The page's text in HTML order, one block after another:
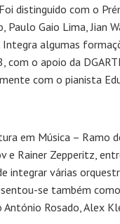
distinguido com o
Gaio Lima, Jian
algumas
o apoio da
com o pianista
em Música – Ramo
e Rainer Zepperitz,
integrar várias
se também
Rosado, Alex